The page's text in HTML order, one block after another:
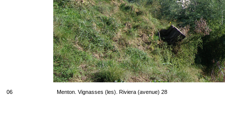
06 Menton. Vignasses (les). Riviera (avenue) 28